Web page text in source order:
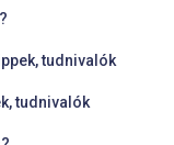
tudnivalók
tudnivalók